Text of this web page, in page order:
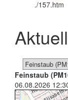
./157.htm
Feinstaub
06.08.2026